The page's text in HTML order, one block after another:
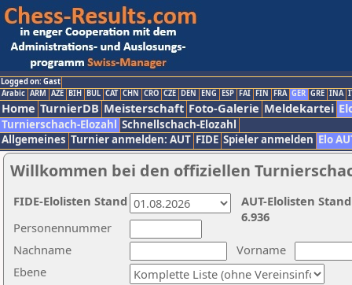
Logged on: Gast
Arabic ARM AZE BIH BUL CAT CHN CRO CZE DEN ENG ESP FAI FIN FRA GER GRE INA
Home TurnierDB Meisterschaft Foto-Galerie Meldekartei
Turnierschach-Elozahl Schnellschach-Elozahl
Allgemeines Turnier anmelden: AUT FIDE Spieler anmelden Elo
Willkommen bei den offiziellen
Nachname
Vorname
Ebene
Personennummer
AUT-Elolisten
6.936
FIDE-Elolisten Stand